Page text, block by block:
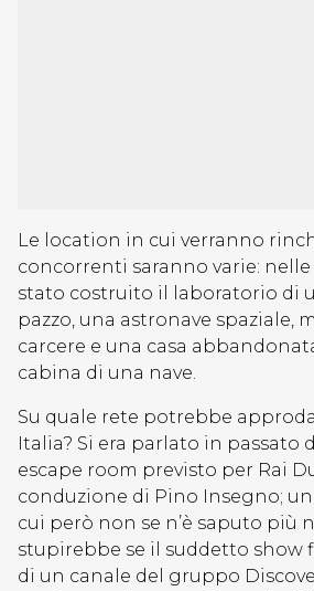
Le location in cui verranno
concorrenti saranno varie: nelle
stato costruito il laboratorio di
pazzo, una astronave spaziale,
carcere e una casa
cabina di una nave.
Su quale rete potrebbe
Italia? Si era parlato in passato
escape room previsto per Rai
conduzione di Pino Insegno;
cui però non se n’è saputo più
stupirebbe se il suddetto show
di un canale del gruppo